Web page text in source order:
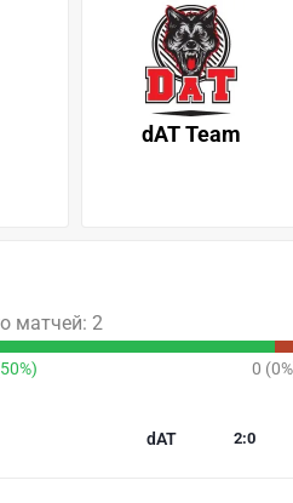
dAT Team
матчей: 2
0
dAT 2:0